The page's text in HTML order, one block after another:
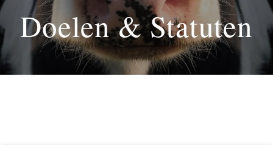
Doelen & Statuten